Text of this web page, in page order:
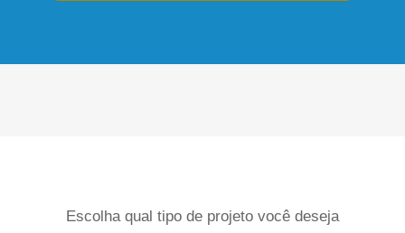
Escolha qual tipo de projeto você deseja